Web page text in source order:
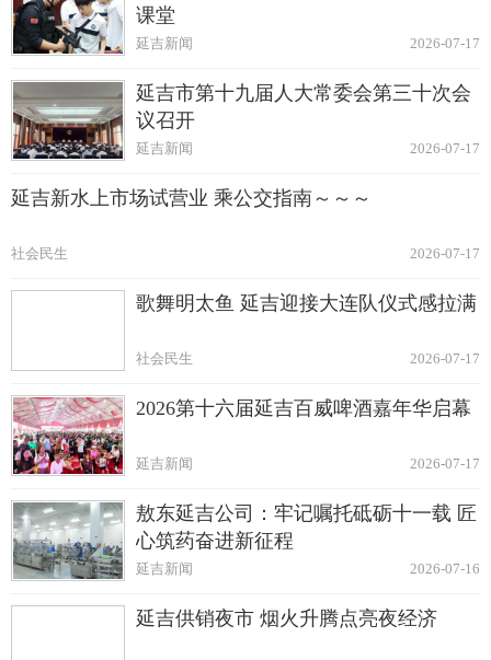
课堂
2026-07-17
延吉新闻
延吉市第十九届人大常委会第三十次会
议召开
2026-07-17
延吉新闻
延吉新水上市场试营业 乘公交指南～～～
2026-07-17
社会民生
歌舞明太鱼 延吉迎接大连队仪式感拉满
2026-07-17
社会民生
2026第十六届延吉百威啤酒嘉年华启幕
2026-07-17
延吉新闻
敖东延吉公司：牢记嘱托砥砺十一载 匠
心筑药奋进新征程
2026-07-16
延吉新闻
延吉供销夜市 烟火升腾点亮夜经济